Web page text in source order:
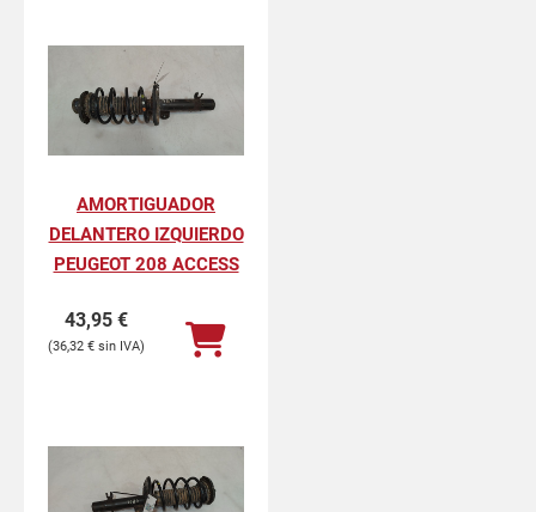
AMORTIGUADOR
DELANTERO IZQUIERDO
PEUGEOT 208 ACCESS
43,95 €
36,32 €